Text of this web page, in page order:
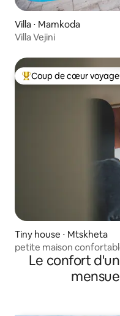
Villa ⋅ Mamkoda
Villa Vejini
Coups de cœur
Coup de cœur
Tiny house ⋅ Mtskheta
petite maison
Le confort